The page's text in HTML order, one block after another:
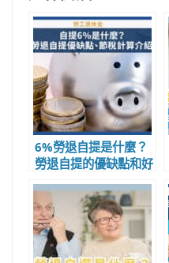
6%勞退自提是什麼？
勞退自提的優缺點和好
處？自提勞退節稅方法
教學